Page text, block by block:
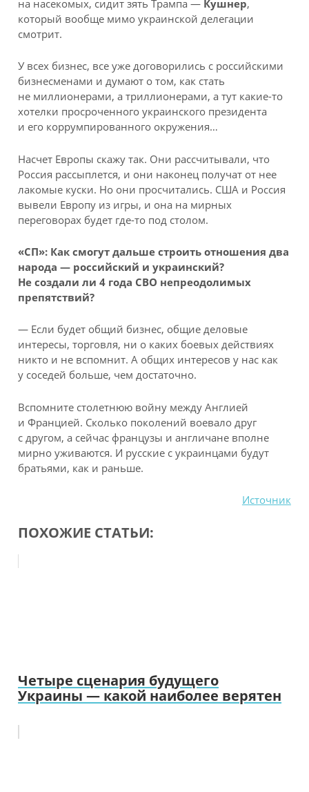
на насекомых, сидит зять Трампа — Кушнер,
который вообще мимо украинской делегации
смотрит.
У всех бизнес, все уже договорились с российскими
бизнесменами и думают о том, как стать
не миллионерами, а триллионерами, а тут какие-то
хотелки просроченного украинского президента
и его коррумпированного окружения…
Насчет Европы скажу так. Они рассчитывали, что
Россия рассыплется, и они наконец получат от нее
лакомые куски. Но они просчитались. США и Россия
вывели Европу из игры, и она на мирных
переговорах будет где-то под столом.
«СП»: Как смогут дальше строить отношения два
народа — российский и украинский?
Не создали ли 4 года СВО непреодолимых
препятствий?
— Если будет общий бизнес, общие деловые
интересы, торговля, ни о каких боевых действиях
никто и не вспомнит. А общих интересов у нас как
у соседей больше, чем достаточно.
Вспомните столетнюю войну между Англией
и Францией. Сколько поколений воевало друг
с другом, а сейчас французы и англичане вполне
мирно уживаются. И русские с украинцами будут
братьями, как и раньше.
Источник
ПОХОЖИЕ СТАТЬИ:
Четыре сценария будущего
Украины — какой наиболее верятен